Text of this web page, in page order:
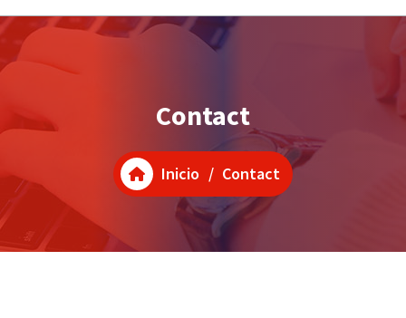
Contact
Inicio / Contact